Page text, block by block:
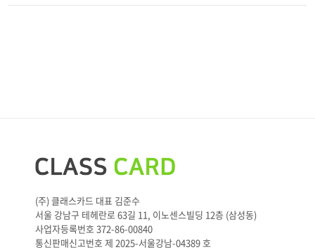
(주) 클래스카드 대표 김준수
서울 강남구 테헤란로 63길 11, 이노센스빌딩 12층 (삼성동)
사업자등록번호 372-86-00840
통신판매신고번호 제 2025-서울강남-04389 호